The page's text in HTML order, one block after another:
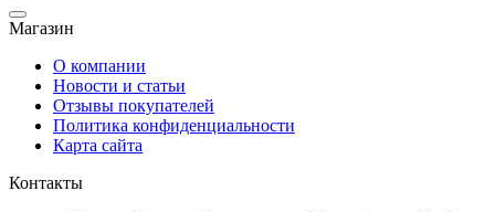
Магазин
О компании
Новости и статьи
Отзывы покупателей
Политика конфиденциальности
Карта сайта
Контакты